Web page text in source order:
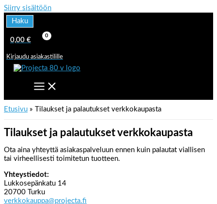
Siirry sisältöön
Haku
0,00 €
Kirjaudu asiakastilille
Etusivu Tilaukset ja palautukset verkkokaupasta
Tilaukset ja palautukset verkkokaupasta
Ota aina yhteyttä asiakaspalveluun ennen kuin palautat viallisen
tai virheellisesti toimitetun tuotteen.
Yhteystiedot:
Lukkosepänkatu 14
20700 Turku
verkkokauppa@projecta.fi